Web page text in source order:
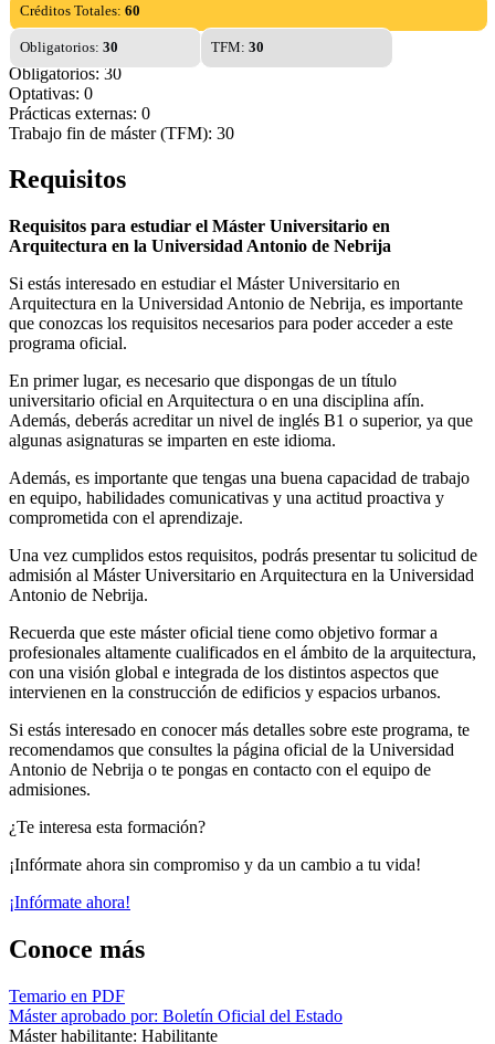
Créditos Totales: 60
Obligatorios: 30 TFM: 30
Obligatorios: 30
Optativas: 0
Prácticas externas: 0
Trabajo fin de máster (TFM): 30
Requisitos
Requisitos para estudiar el Máster Universitario en
Arquitectura en la Universidad Antonio de Nebrija
Si estás interesado en estudiar el Máster Universitario en
Arquitectura en la Universidad Antonio de Nebrija, es importante
que conozcas los requisitos necesarios para poder acceder a este
programa oficial.
En primer lugar, es necesario que dispongas de un título
universitario oficial en Arquitectura o en una disciplina afín.
Además, deberás acreditar un nivel de inglés B1 o superior, ya que
algunas asignaturas se imparten en este idioma.
Además, es importante que tengas una buena capacidad de trabajo
en equipo, habilidades comunicativas y una actitud proactiva y
comprometida con el aprendizaje.
Una vez cumplidos estos requisitos, podrás presentar tu solicitud de
admisión al Máster Universitario en Arquitectura en la Universidad
Antonio de Nebrija.
Recuerda que este máster oficial tiene como objetivo formar a
profesionales altamente cualificados en el ámbito de la arquitectura,
con una visión global e integrada de los distintos aspectos que
intervienen en la construcción de edificios y espacios urbanos.
Si estás interesado en conocer más detalles sobre este programa, te
recomendamos que consultes la página oficial de la Universidad
Antonio de Nebrija o te pongas en contacto con el equipo de
admisiones.
¿Te interesa esta formación?
¡Infórmate ahora sin compromiso y da un cambio a tu vida!
¡Infórmate ahora!
Conoce más
Temario en PDF
Máster aprobado por: Boletín Oficial del Estado
Máster habilitante: Habilitante